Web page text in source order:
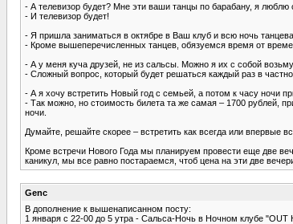
- А телевизор будет? Мне эти ваши танцы по барабану, я люблю
- И телевизор будет!
- Я пришла заниматься в октябре в Ваш клуб и всю ночь
- Кроме вышеперечисленных танцев, обязуемся время от
- А у меня куча друзей, не из сальсы. Можно я их с собой
- Сложный вопрос, который будет решаться каждый раз в
- А я хочу встретить Новый год с семьей, а потом к часу ночи
- Так можно, но стоимость билета та же самая – 1700 рублей,
ночи.
Думайте, решайте скорее – встретить как всегда или впервые
Кроме встречи Нового Года мы планируем провести еще две
каникул, мы все равно постараемся, чтоб цена на эти две
Genc
В дополнение к вышенаписанном посту:
1 января с 22-00 до 5 утра - Сальса-Ночь в Ночном клубе